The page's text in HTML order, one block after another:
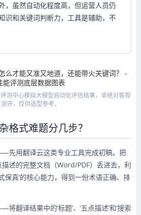
，虽然自动化程度高，但运营人员仍
识和关键词判断力，工具是辅助，不
测中心模拟大模型自动化评估结果，非绝对客观
测评，仅供选型参考。
格式难题分几步？
先用翻译云这类专业工具完成初稿。把
述的完整文档（Word/PDF）丢进去，利
式保真’的核心能力，得到一份术语正确、排
翻译结果中的‘标题’、‘五点描述’和‘搜索